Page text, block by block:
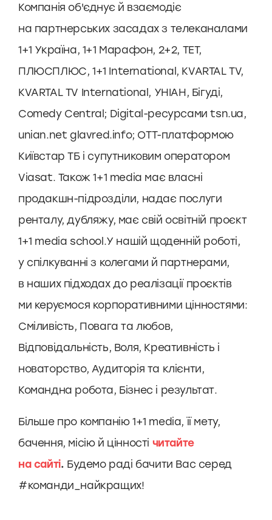
Компанія об'єднує й взаємодіє
на партнерських засадах з телеканалами
1+1 Україна, 1+1 Марафон, 2+2, ТЕТ,
ПЛЮСПЛЮС, 1+1 International, KVARTAL TV,
KVARTAL TV International, УНІАН, Бігуді,
Comedy Central; Digital-ресурсами tsn.ua,
unian.net glavred.info; ОТТ-платформою
Київстар ТБ і супутниковим оператором
Viasat. Також 1+1 media має власні
продакшн-підрозділи, надає послуги
ренталу, дубляжу, має свій освітній проєкт
1+1 media school.У нашій щоденній роботі,
у спілкуванні з колегами й партнерами,
в наших підходах до реалізації проєктів
ми керуємося корпоративними цінностями:
Сміливість, Повага та любов,
Відповідальність, Воля, Креативність і
новаторство, Аудиторія та клієнти,
Командна робота, Бізнес і результат.
Більше про компанію 1+1 media, її мету,
бачення, місію й цінності читайте
на сайті. Будемо раді бачити Вас серед
#команди_найкращих!